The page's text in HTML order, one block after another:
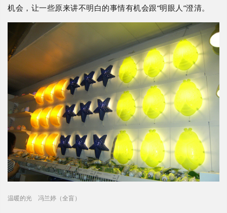
机会，让一些原来讲不明白的事情有机会跟“明眼人”澄清。
温暖的光 冯兰婷（全盲）